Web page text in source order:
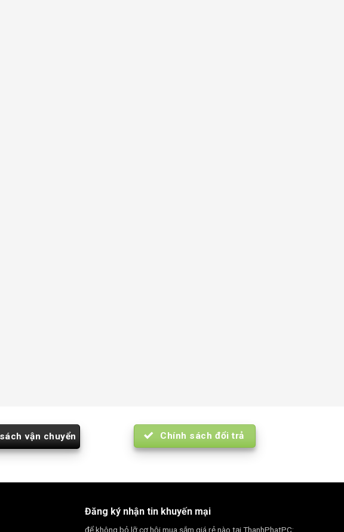
vận chuyển Chính sách đổi trả
Đăng ký nhận tin khuyến mại
để không bỏ lỡ cơ hội mua sắm giá rẻ nào tại ThanhPhatPC: